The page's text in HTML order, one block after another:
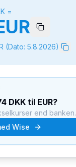
=
(Dato: 5.8.2026)
DKKtil EUR?
end banken.
Wise